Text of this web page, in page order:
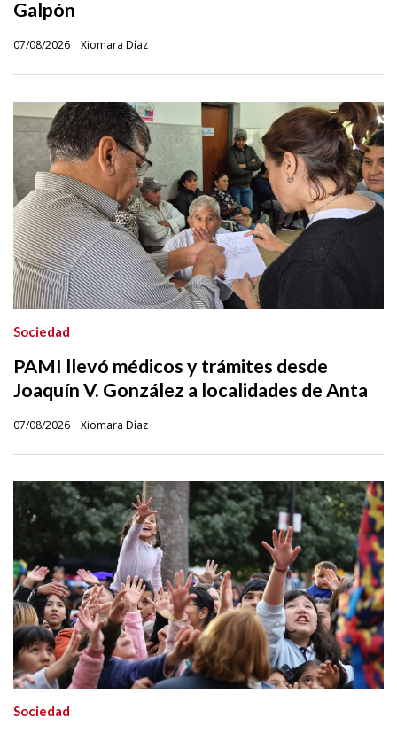
Galpón
Xiomara Díaz
07/08/2026
PAMI llevó médicos y trámites desde
Joaquín V. González a localidades de Anta
Xiomara Díaz
Sociedad
07/08/2026
Sociedad